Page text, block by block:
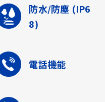
防水/防塵 (IP6
8)
電話機能